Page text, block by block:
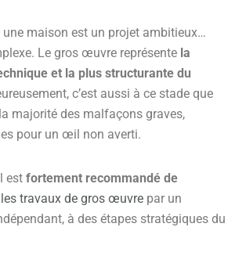
une maison est un projet ambitieux…
Le gros œuvre représente la
et la plus structurante du
c’est aussi à ce stade que
majorité des malfaçons graves,
pour un œil non averti.
est fortement recommandé de
travaux de gros œuvre par un
à des étapes stratégiques du